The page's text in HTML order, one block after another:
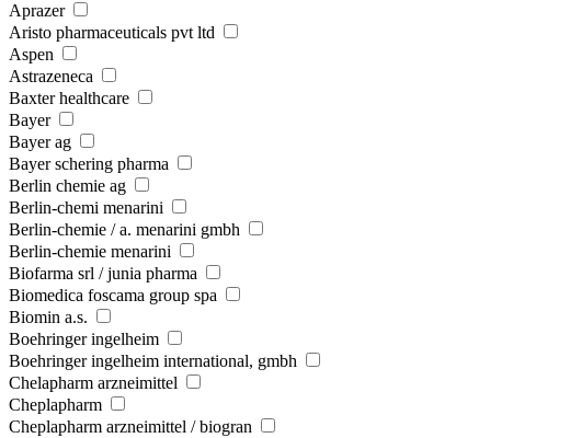
Aprazer
Aristo pharmaceuticals pvt ltd
Aspen
Astrazeneca
Baxter healthcare
Bayer
Bayer ag
Bayer schering pharma
Berlin chemie ag
Berlin-chemi menarini
Berlin-chemie / a. menarini gmbh
Berlin-chemie menarini
Biofarma srl / junia pharma
Biomedica foscama group spa
Biomin a.s.
Boehringer ingelheim
Boehringer ingelheim international, gmbh
Chelapharm arzneimittel
Cheplapharm
Cheplapharm arzneimittel / biogran